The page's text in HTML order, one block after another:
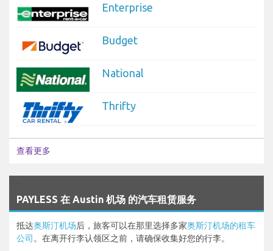
Enterprise
Budget
National
Thrifty
查看更多
PAYLESS 在 Austin 机场 的汽车租赁服务
抵达奥斯汀机场后，旅客可以在那里选择多家奥斯汀机场的租车
公司 。在离开行李认领区之前，请确保收集好您的行李。